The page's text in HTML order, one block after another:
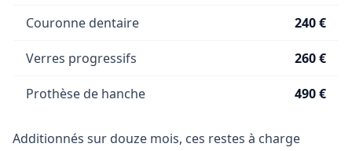
Couronne dentaire 240 €
Verres progressifs 260 €
Prothèse de hanche 490 €
Additionnés sur douze mois, ces restes à charge